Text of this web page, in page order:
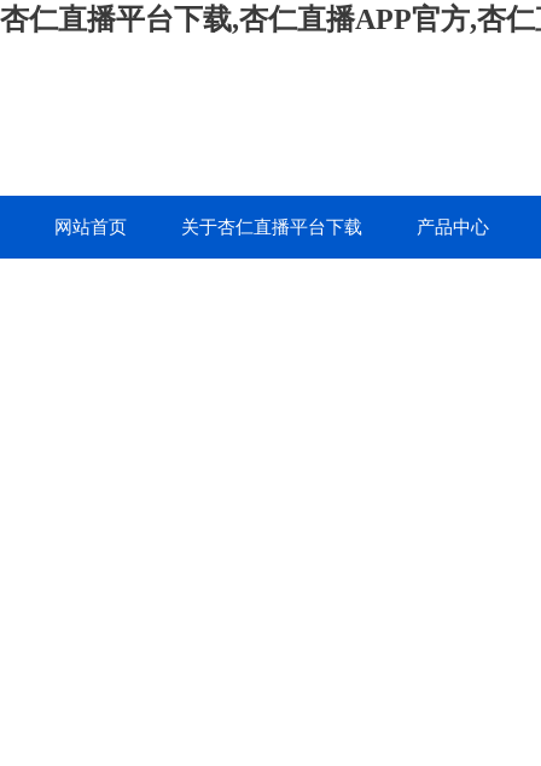
杏仁直播平台下载,杏仁直播APP官方,杏
网站首页 关于杏仁直播平台下载 产品中心